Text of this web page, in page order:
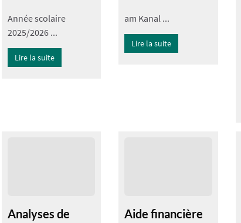
Année scolaire
2025/2026 ...
Lire la suite
am Kanal ...
Lire la suite
Analyses de
Aide financière